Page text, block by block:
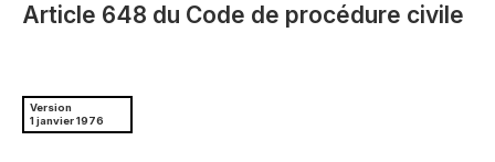
Article 648 du Code de procédure civile
Version
1 janvier 1976